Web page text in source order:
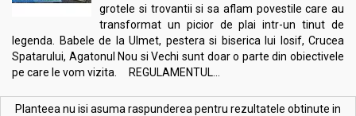
grotele si trovantii si sa aflam povestile care au
transformat un picior de plai intr-un tinut de
legenda. Babele de la Ulmet, pestera si biserica lui Iosif, Crucea
Spatarului, Agatonul Nou si Vechi sunt doar o parte din obiectivele
pe care le vom vizita. REGULAMENTUL...
Planteea nu isi asuma raspunderea pentru rezultatele obtinute in